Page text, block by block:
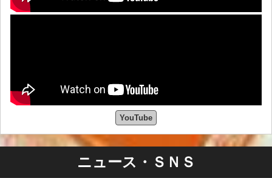
member (西内徹 ts,ss,fl,per / 吉澤はじめ key / 小林洋太 g /
岩見継吾 b / 森俊也 ds)
https://260710.peatix.com
東京｜Tokyo After Party!
SKASTRA JAPAN TOUR afterparty!!!
日程：2026/7/11 (土)
YouTube
ニュース・ＳＮＳ